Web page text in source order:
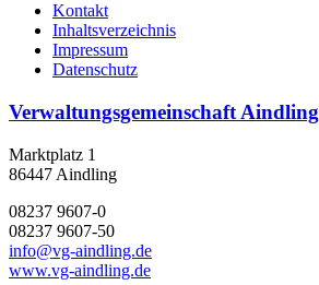
Kontakt
Inhaltsverzeichnis
Impressum
Datenschutz
Verwaltungsgemeinschaft Aindling
Marktplatz 1
86447 Aindling
08237 9607-0
08237 9607-50
info@vg-aindling.de
www.vg-aindling.de